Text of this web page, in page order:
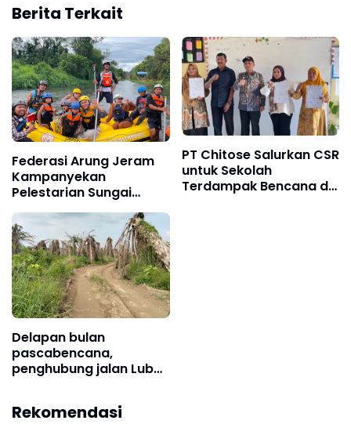
Berita Terkait
Federasi Arung Jeram
Kampanyekan
Pelestarian Sungai
Lewat Fun Rafting
PT Chitose Salurkan CSR
untuk Sekolah
Terdampak Bencana di
Delapan bulan
pascabencana,
penghubung jalan Lubok
Rekomendasi